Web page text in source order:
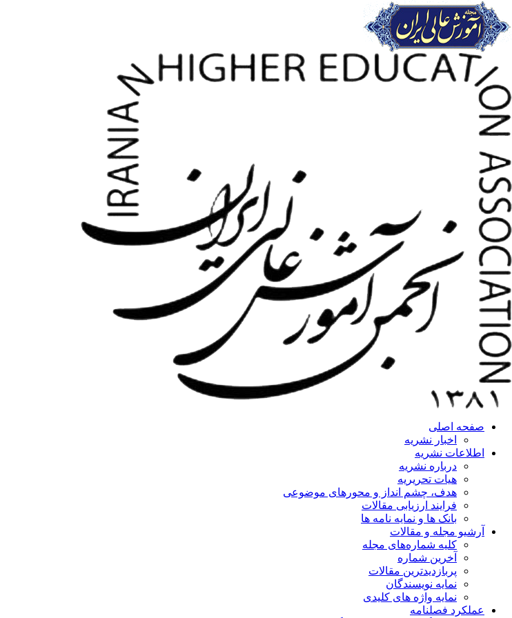
صفحه اصلی
اخبار نشریه
اطلاعات نشریه
درباره نشریه
هیات تحریریه
هدف، چشم انداز و محورهای موضوعی
فرایند ارزیابی مقالات
بانک ها و نمایه نامه ها
آرشیو مجله و مقالات
کلیه شماره‌های مجله
آخرین شماره
پربازدیدترین مقالات
نمایه نویسندگان
نمایه واژه های کلیدی
عملکرد فصلنامه